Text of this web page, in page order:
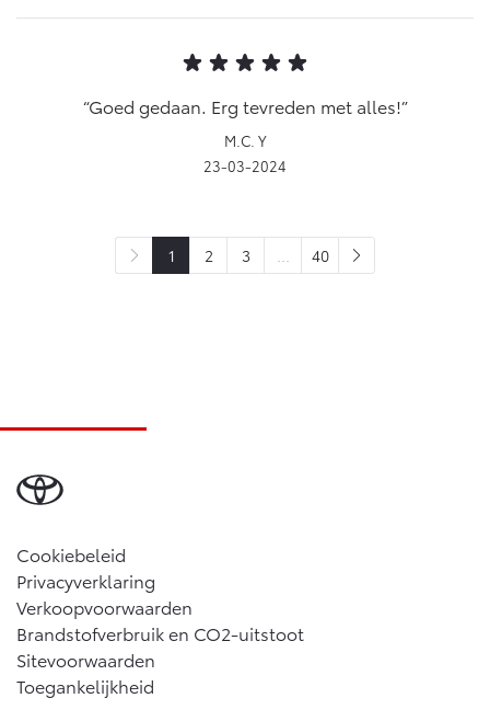
Goed gedaan. Erg tevreden met alles!
M.C. Y
23-03-2024
1 2 3 ... 40
Cookiebeleid
Privacyverklaring
Verkoopvoorwaarden
Brandstofverbruik en CO2-uitstoot
Sitevoorwaarden
Toegankelijkheid